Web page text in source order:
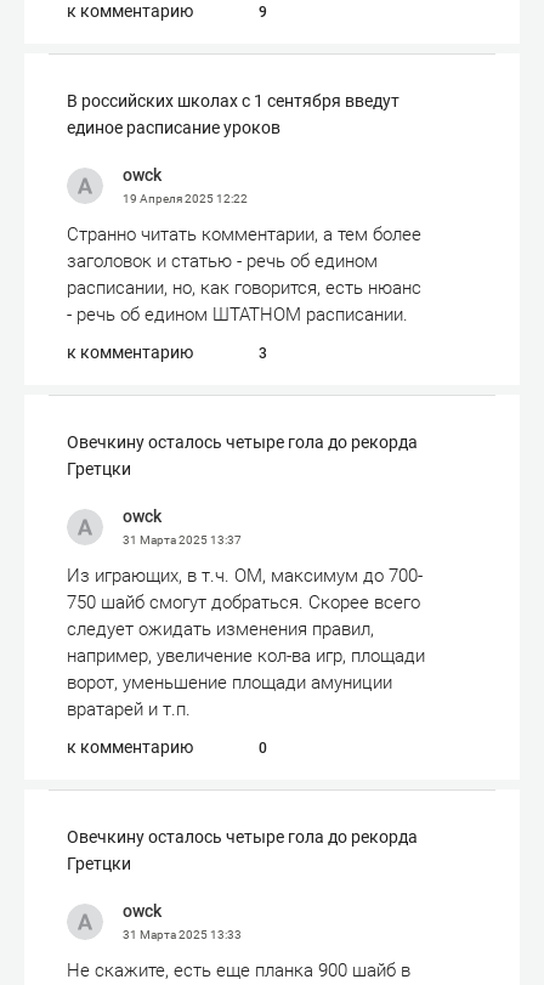
к комментарию 9
В российских школах с 1 сентября введут
единое расписание уроков
owck
19 Апреля 202512:22
Странно читать комментарии, а тем более
заголовок и статью - речь об едином
расписании, но, как говорится, есть нюанс
- речь об едином ШТАТНОМ расписании.
к комментарию 3
Овечкину осталось четыре гола до рекорда
Гретцки
owck
31 Марта 202513:37
Из играющих, в т.ч. ОМ, максимум до 700-
750 шайб смогут добраться. Скорее всего
следует ожидать изменения правил,
например, увеличение кол-ва игр, площади
ворот, уменьшение площади амуниции
вратарей и т.п.
к комментарию 0
Овечкину осталось четыре гола до рекорда
Гретцки
owck
31 Марта 202513:33
Не скажите, есть еще планка 900 шайб в